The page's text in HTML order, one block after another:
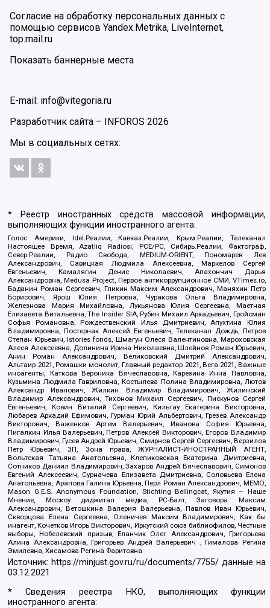
Согласие на обработку персональных данных с
помощью сервисов Yandex.Metrika, LiveInternet,
top.mail.ru
Показать баннерные места
E-mail: info@vitegoria.ru
Разработчик сайта – INFOROS 2026
Мы в социальных сетях:
* Реестр иностранных средств массовой информации,
выполняющих функции иностранного агента:
Голос Америки, Idel.Реалии, Кавказ.Реалии, Крым.Реалии, Телеканал
Настоящее Время, Azatliq Radiosi, PCE/PC, Сибирь.Реалии, Фактограф,
Север.Реалии, Радио Свобода, MEDIUM-ORIENT, Пономарев Лев
Александрович, Савицкая Людмила Алексеевна, Маркелов Сергей
Евгеньевич, Камалягин Денис Николаевич, Апахончич Дарья
Александровна, Medusa Project, Первое антикоррупционное СМИ, VTimes.io,
Баданин Роман Сергеевич, Гликин Максим Александрович, Маняхин Петр
Борисович, Ярош Юлия Петровна, Чуракова Ольга Владимировна,
Железнова Мария Михайловна, Лукьянова Юлия Сергеевна, Маетная
Елизавета Витальевна, The Insider SIA, Рубин Михаил Аркадьевич, Гройсман
Софья Романовна, Рождественский Илья Дмитриевич, Апухтина Юлия
Владимировна, Постернак Алексей Евгеньевич, Телеканал Дождь, Петров
Степан Юрьевич, Istories fonds, Шмагун Олеся Валентиновна, Мароховская
Алеся Алексеевна, Долинина Ирина Николаевна, Шлейнов Роман Юрьевич,
Анин Роман Александрович, Великовский Дмитрий Александрович,
Альтаир 2021, Ромашки монолит, Главный редактор 2021, Вега 2021, Важные
иноагенты, Каткова Вероника Вячеславовна, Карезина Инна Павловна,
Кузьмина Людмила Гавриловна, Костылева Полина Владимировна, Лютов
Александр Иванович, Жилкин Владимир Владимирович, Жилинский
Владимир Александрович, Тихонов Михаил Сергеевич, Пискунов Сергей
Евгеньевич, Ковин Виталий Сергеевич, Кильтау Екатерина Викторовна,
Любарев Аркадий Ефимович, Гурман Юрий Альбертович, Грезев Александр
Викторович, Важенков Артем Валерьевич, Иванова София Юрьевна,
Пигалкин Илья Валерьевич, Петров Алексей Викторович, Егоров Владимир
Владимирович, Гусев Андрей Юрьевич, Смирнов Сергей Сергеевич, Верзилов
Петр Юрьевич, ЗП, Зона права, ЖУРНАЛИСТ-ИНОСТРАННЫЙ АГЕНТ,
Вольтская Татьяна Анатольевна, Клепиковская Екатерина Дмитриевна,
Сотников Даниил Владимирович, Захаров Андрей Вячеславович, Симонов
Евгений Алексеевич, Сурначева Елизавета Дмитриевна, Соловьева Елена
Анатольевна, Арапова Галина Юрьевна, Перл Роман Александрович, МЕМО,
Mason G.E.S. Anonymous Foundation, Stichting Bellingcat, Якутия – Наше
Мнение, Москоу диджитал медиа, РС-Балт, Заговора Максим
Александрович, Ветошкина Валерия Валерьевна, Павлов Иван Юрьевич,
Скворцова Елена Сергеевна, Оленичев Максим Владимирович, Как бы
инагент, Кочетков Игорь Викторович, Иркутский союз библиофилов, Честные
выборы, Нобелевский призыв, Еланчик Олег Александрович, Григорьева
Алина Александровна, Григорьев Андрей Валерьевич , Гималова Регина
Эмилевна, Хисамова Регина Фаритовна
Источник:https://minjust.gov.ru/ru/documents/7755/ данные на
03.12.2021
* Сведения реестра НКО, выполняющих функции
иностранного агента: